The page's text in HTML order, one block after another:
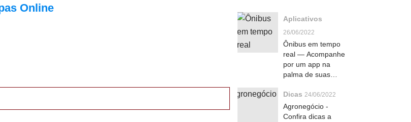
Online
Aplicativos
26/06/2022
Ônibus em tempo
real — Acompanhe
por um app na
palma de suas
Dicas 24/06/2022
Agronegócio -
Confira dicas a